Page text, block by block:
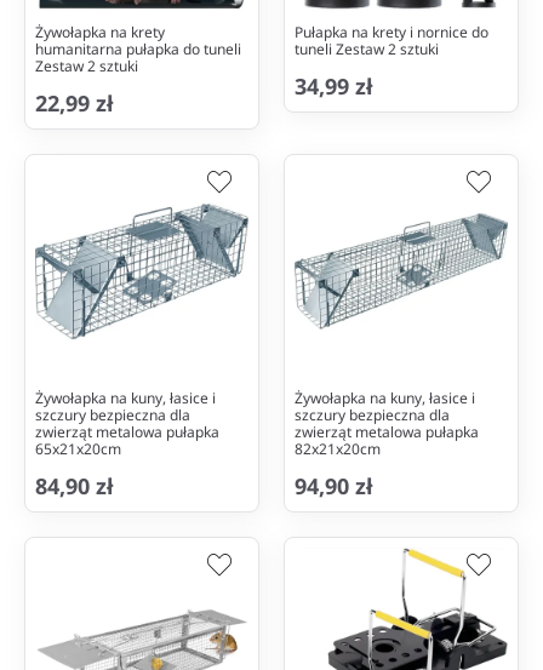
Żywołapka na krety
humanitarna pułapka do tuneli
Zestaw 2 sztuki
22,99 zł
Pułapka na krety i nornice do
tuneli Zestaw 2 sztuki
34,99 zł
Żywołapka na kuny, łasice i
szczury bezpieczna dla
zwierząt metalowa pułapka
65x21x20cm
84,90 zł
Żywołapka na kuny, łasice i
szczury bezpieczna dla
zwierząt metalowa pułapka
82x21x20cm
94,90 zł